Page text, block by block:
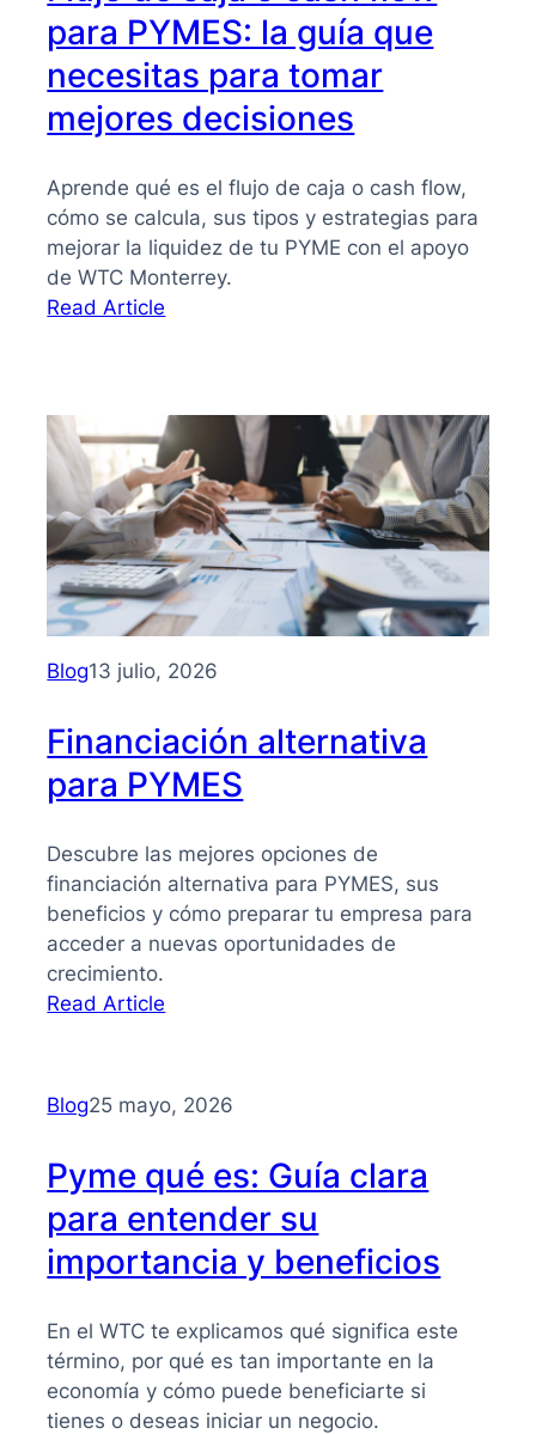
para PYMES: la guía que
necesitas para tomar
mejores decisiones
Aprende qué es el flujo de caja o cash flow,
cómo se calcula, sus tipos y estrategias para
mejorar la liquidez de tu PYME con el apoyo
de WTC Monterrey.
Read Article
o
cash
flow
para
PYMES:
la
guía
que
necesitas
tomar
mejores
decisiones
Blog13 julio, 2026
Financiación alternativa
para PYMES
Descubre las mejores opciones de
financiación alternativa para PYMES, sus
beneficios y cómo preparar tu empresa para
acceder a nuevas oportunidades de
crecimiento.
Read Article
para
PYMES
Blog25 mayo, 2026
Pyme qué es: Guía clara
para entender su
importancia y beneficios
En el WTC te explicamos qué significa este
término, por qué es tan importante en la
economía y cómo puede beneficiarte si
tienes o deseas iniciar un negocio.